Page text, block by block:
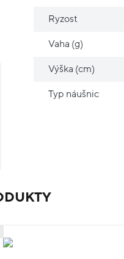
Ryzost
Vaha (g)
Výška (cm)
Typ náušnic